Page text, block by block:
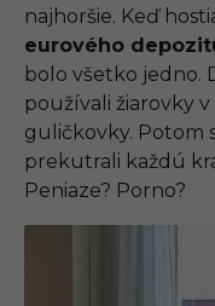
najhoršie. Keď
eurového
bolo všetko jedno.
používali žiarovky
guličkovky. Potom
prekutrali každú
Peniaze? Porno?